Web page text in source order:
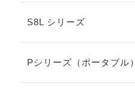
S8L シリーズ
Pシリーズ（ポータブル）